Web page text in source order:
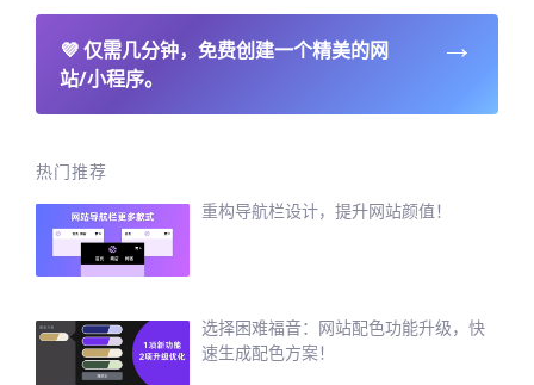
💜仅需几分钟，免费创建一个精美的网
站/小程序。
→
热门推荐
重构导航栏设计，提升网站颜值！
选择困难福音：网站配色功能升级，快
速生成配色方案！